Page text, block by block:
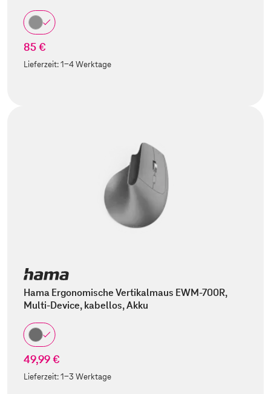
85 €
Lieferzeit:1-4 Werktage
Hama Ergonomische Vertikalmaus EWM-700R,
Multi-Device, kabellos, Akku
49,99 €
Lieferzeit:1-3 Werktage